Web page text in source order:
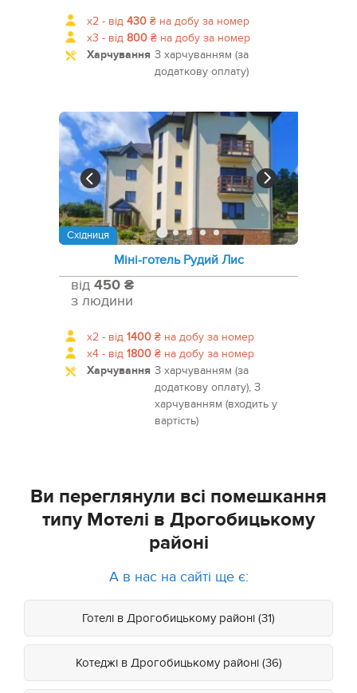
x2 - від 430 ₴ на добу за номер
x3 - від 800 ₴ на добу за номер
Харчування З харчуванням (за
додаткову оплату)
Східниця
Міні-готель Рудий Лис
від 450 ₴
з людини
x2 - від 1400 ₴ на добу за номер
x4 - від 1800 ₴ на добу за номер
Харчування З харчуванням (за
додаткову оплату), З
харчуванням (входить у
вартість)
Ви переглянули всі помешкання
типу Мотелі в Дрогобицькому
районі
А в нас на сайті ще є:
Готелі в Дрогобицькому районі (31)
Котеджі в Дрогобицькому районі (36)